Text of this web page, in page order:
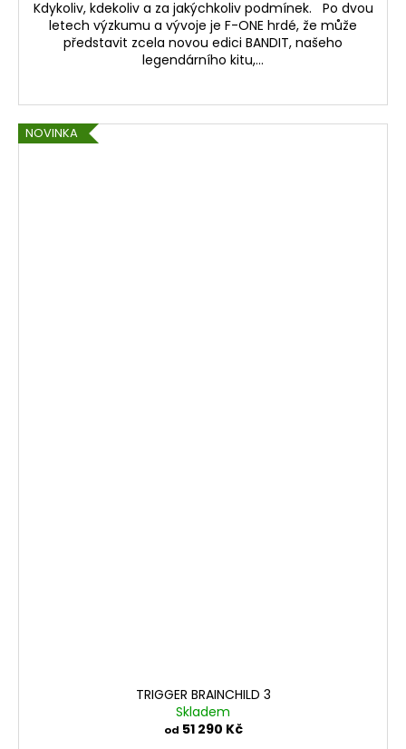
Kdykoliv, kdekoliv a za jakýchkoliv podmínek. Po dvou
letech výzkumu a vývoje je F-ONE hrdé, že může
představit zcela novou edici BANDIT, našeho
legendárního kitu,...
NOVINKA
TRIGGER BRAINCHILD 3
Skladem
od 51 290 Kč